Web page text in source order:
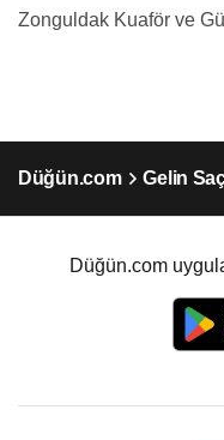
Zonguldak Kuaför ve
Düğün.com Gelin
Düğün.com